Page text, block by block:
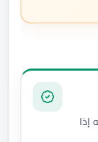
إذا